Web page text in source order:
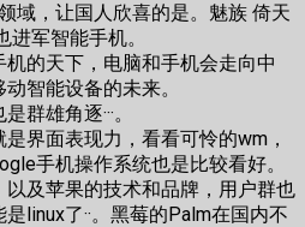
域，让国人欣喜的是。魅族 倚天
军智能手机。
的天下，电脑和手机会走向中
智能设备的未来。
雄角逐···。
界面表现力，看看可怜的wm，
手机操作系统也是比较看好。
及苹果的技术和品牌，用户群也
linux了··。黑莓的Palm在国内不